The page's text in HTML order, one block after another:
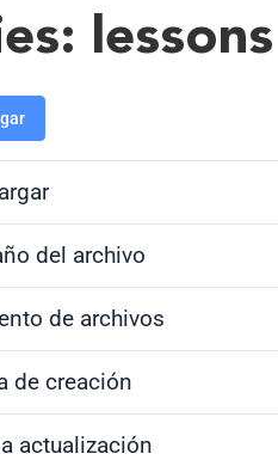
del archivo
de archivos
de creación
actualización